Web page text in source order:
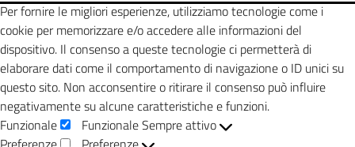
Per fornire le migliori esperienze, utilizziamo tecnologie come i
cookie per memorizzare e/o accedere alle informazioni del
dispositivo. Il consenso a queste tecnologie ci permetterà di
elaborare dati come il comportamento di navigazione o ID unici su
questo sito. Non acconsentire o ritirare il consenso può influire
negativamente su alcune caratteristiche e funzioni.
Funzionale
FunzionaleSempre attivo